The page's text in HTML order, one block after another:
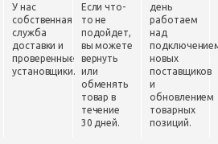
У нас
собственная
служба
доставки и
проверенные
установщики.
Если что-
то не
подойдет,
вы можете
вернуть
или
обменять
товар в
течение
30 дней.
день
работаем
над
новых
поставщиков
и
обновлением
товарных
позиций.